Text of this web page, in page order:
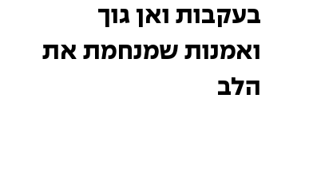
בעקבות ואן גוך
ואמנות שמנחמת את
הלב